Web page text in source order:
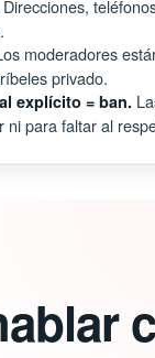
Direcciones,
moderadores
privado.
explícito = ban.
ni para faltar al